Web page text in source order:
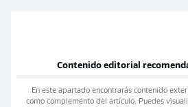
Contenido editorial
En este apartado encontrarás contenido
como complemento del artículo. Puedes